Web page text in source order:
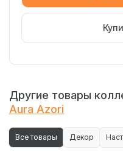
Другие товары
Aura Azori
Все товары Декор